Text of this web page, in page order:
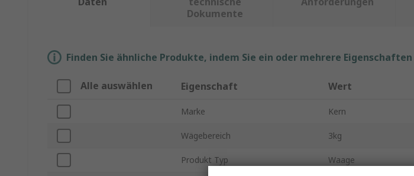
Dokumente
Finden Sie ähnliche Produkte, indem Sie ein oder mehrere
Alle auswählen Eigenschaft Wert
Marke Kern
Wägebereich 3kg
Produkt Typ Waage